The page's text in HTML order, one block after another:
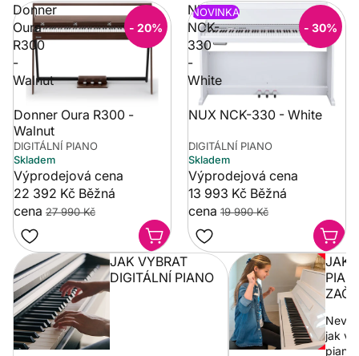
Donner
Oura
R300
-
Walnut
- 20%
Donner Oura R300 -
Walnut
DIGITÁLNÍ PIANO
Skladem
Výprodejová cena
22 392 Kč Běžná
cena 27 990 Kč
NUX
NCK-
330
-
White
NOVINKA
- 30%
NUX NCK-330 - White
DIGITÁLNÍ PIANO
Skladem
Výprodejová cena
13 993 Kč Běžná
cena 19 990 Kč
JAK VYBRAT
DIGITÁLNÍ PIANO
JAK
jak
piano